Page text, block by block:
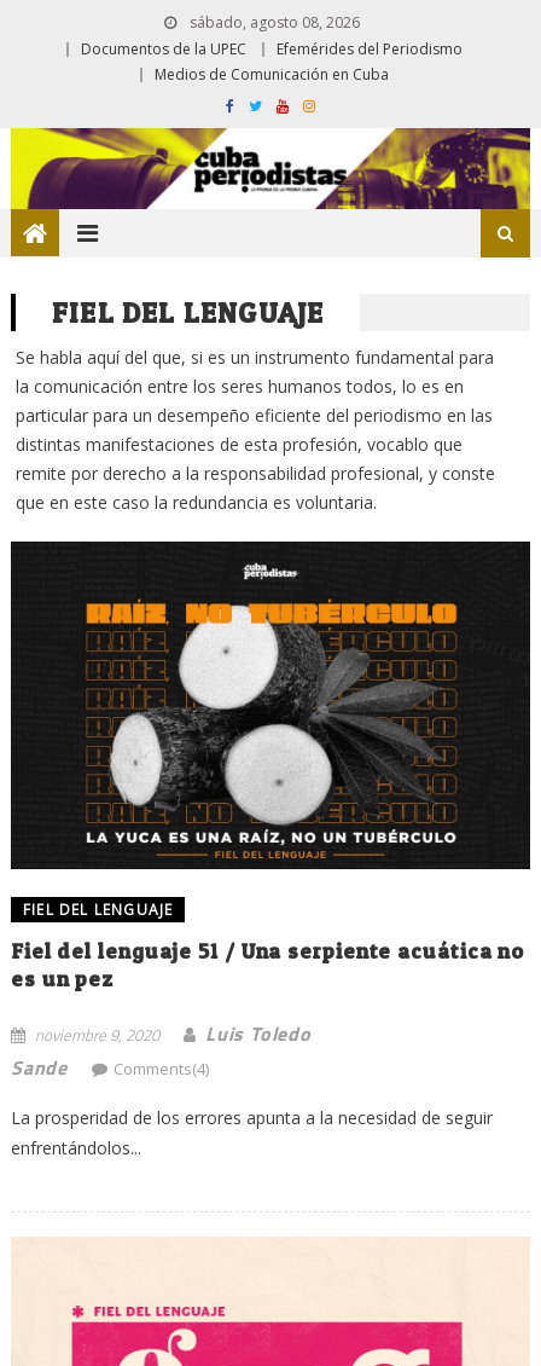
sábado, agosto 08, 2026
Documentos de la UPEC
Efemérides del Periodismo
Medios de Comunicación en Cuba
FIEL DEL LENGUAJE
Se habla aquí del que, si es un instrumento fundamental para
la comunicación entre los seres humanos todos, lo es en
particular para un desempeño eficiente del periodismo en las
distintas manifestaciones de esta profesión, vocablo que
remite por derecho a la responsabilidad profesional, y conste
que en este caso la redundancia es voluntaria.
FIEL DEL LENGUAJE
Fiel del lenguaje 51 / Una serpiente acuática no
es un pez
noviembre 9, 2020
Luis Toledo
Sande
Comments(4)
La prosperidad de los errores apunta a la necesidad de seguir
enfrentándolos...